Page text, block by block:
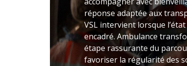
réponse adaptée aux
VSL intervient lorsque
encadré. Ambulance
étape rassurante du
favoriser la régularité des